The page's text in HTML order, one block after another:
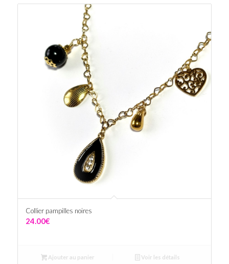
Collier pampilles noires
24.00€
Ajouter au panier Voir les détails